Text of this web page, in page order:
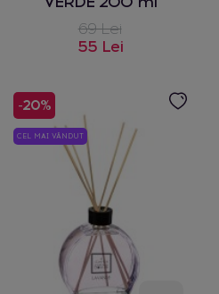
69 Lei
55 Lei
-20%
CEL MAI VÂNDUT